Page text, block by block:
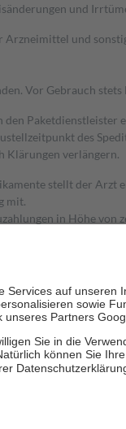
und
Arzneimittel und
Vor Gebrauch
den
des
Klärungen verlängern.
stellt der Arzt
mit.
in Höhe von
für Online-
für ihre eigene
vollendeten 18.
Früherkennung, die
help.etrusted.com/